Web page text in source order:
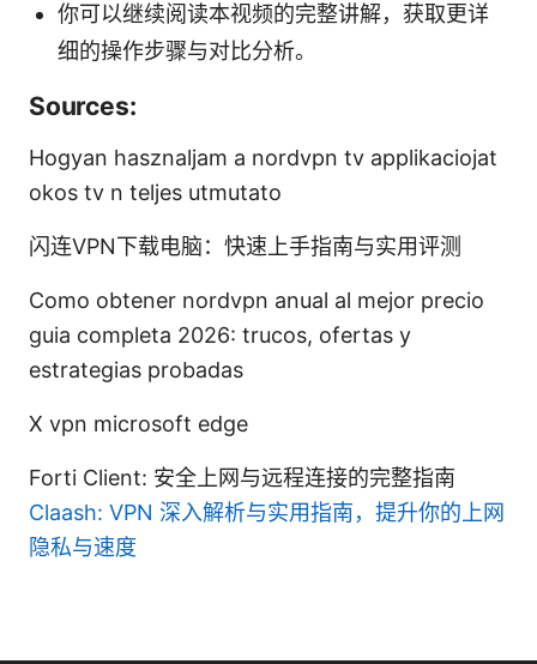
你可以继续阅读本视频的完整讲解，获取更详
细的操作步骤与对比分析。
Sources:
Hogyan hasznaljam a nordvpn tv applikaciojat
okos tv n teljes utmutato
闪连VPN下载电脑：快速上手指南与实用评测
Como obtener nordvpn anual al mejor precio
guia completa 2026: trucos, ofertas y
estrategias probadas
X vpn microsoft edge
Forti Client: 安全上网与远程连接的完整指南
Claash: VPN 深入解析与实用指南，提升你的上网
隐私与速度